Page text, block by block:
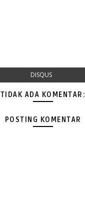
DISQUS
TIDAK ADA KOMENTAR:
POSTING KOMENTAR